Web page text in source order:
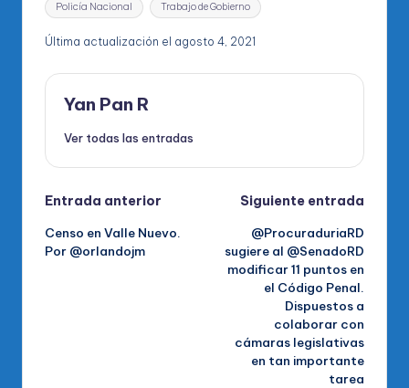
Policía Nacional Trabajo de Gobierno
Última actualización el agosto 4, 2021
Yan Pan R
Ver todas las entradas
Navegación
de
Entrada anterior
Censo en Valle Nuevo.
Por @orlandojm
Siguiente entrada
@ProcuraduriaRD
sugiere al @SenadoRD
modificar 11 puntos en
el Código Penal.
Dispuestos a
colaborar con
cámaras legislativas
en tan importante
tarea